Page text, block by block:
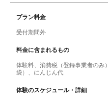
プラン料金
受付期間外
料金に含まれるもの
体験料、消費税（登録事業者のみ
袋）、にんじん代
体験のスケジュール・詳細